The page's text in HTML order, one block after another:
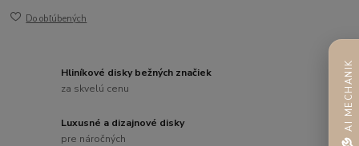
Do obľúbených
Hliníkové disky bežných značiek
za skvelú cenu
Luxusné a dizajnové disky
pre náročných
AI MECHANIK